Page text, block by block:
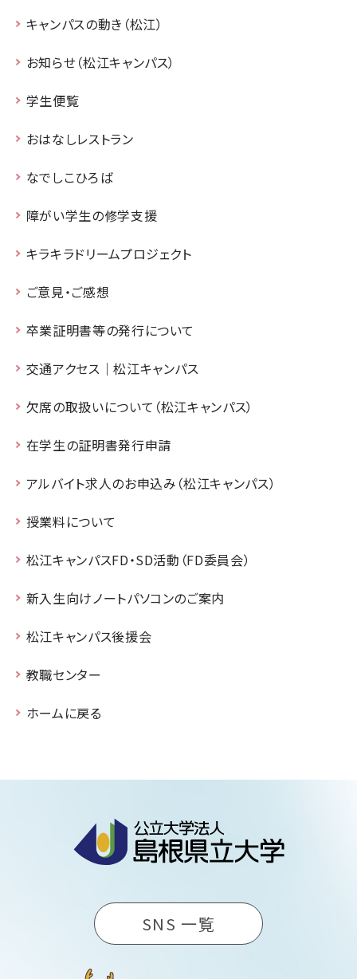
キャンパスの動き（松江）
お知らせ（松江キャンパス）
学生便覧
おはなしレストラン
なでしこひろば
障がい学生の修学支援
キラキラドリームプロジェクト
ご意見・ご感想
卒業証明書等の発行について
交通アクセス｜松江キャンパス
欠席の取扱いについて（松江キャンパス）
在学生の証明書発行申請
アルバイト求人のお申込み（松江キャンパス）
授業料について
松江キャンパスFD・SD活動（FD委員会）
新入生向けノートパソコンのご案内
松江キャンパス後援会
教職センター
ホームに戻る
SNS 一覧